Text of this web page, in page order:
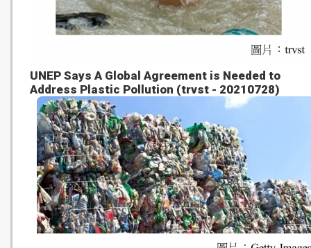
UNEP Says A Global Agreement is Needed to
Address Plastic Pollution (trvst - 20210728)